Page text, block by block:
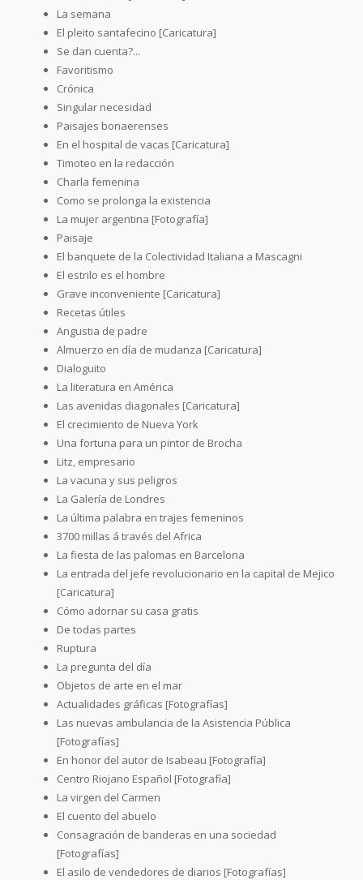
La semana
El pleito santafecino [Caricatura]
Se dan cuenta?...
Favoritismo
Crónica
Singular necesidad
Paisajes bonaerenses
En el hospital de vacas [Caricatura]
Timoteo en la redacción
Charla femenina
Como se prolonga la existencia
La mujer argentina [Fotografía]
Paisaje
El banquete de la Colectividad Italiana a Mascagni
El estrilo es el hombre
Grave inconveniente [Caricatura]
Recetas útiles
Angustia de padre
Almuerzo en día de mudanza [Caricatura]
Dialoguito
La literatura en América
Las avenidas diagonales [Caricatura]
El crecimiento de Nueva York
Una fortuna para un pintor de Brocha
Litz, empresario
La vacuna y sus peligros
La Galería de Londres
La última palabra en trajes femeninos
3700 millas á través del Africa
La fiesta de las palomas en Barcelona
La entrada del jefe revolucionario en la capital de Mejico
[Caricatura]
Cómo adornar su casa gratis
De todas partes
Ruptura
La pregunta del día
Objetos de arte en el mar
Actualidades gráficas [Fotografías]
Las nuevas ambulancia de la Asistencia Pública
[Fotografías]
En honor del autor de Isabeau [Fotografía]
Centro Riojano Español [Fotografía]
La virgen del Carmen
El cuento del abuelo
Consagración de banderas en una sociedad
[Fotografías]
El asilo de vendedores de diarios [Fotografías]